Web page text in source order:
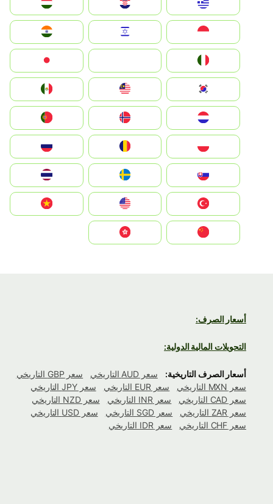
Hrvatska
Magyarország
Indonesia
South Korea
Nederland
Portugal
România
Slovensko
United States
Vietnam
أسعار الصرف:
التحويلات المالية الدولية:
أسعار الصرف التاريخية: سعر AUD التاريخي
سعر GBP التاريخي
سعر MXN التاريخي
سعر EUR التاريخي
سعر JPY التاريخي
سعر CAD التاريخي
سعر INR التاريخي
سعر NZD التاريخي
سعر ZAR التاريخي
سعر SGD التاريخي
سعر USD التاريخي
سعر CHF التاريخي
سعر IDR التاريخي